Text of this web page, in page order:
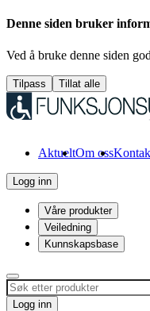
Denne siden bruker
Ved å bruke denne siden
Tilpass Tillat alle
AktueltOm oss
Logg inn
Våre produkter
Veiledning
Kunnskapsbase
Logg inn